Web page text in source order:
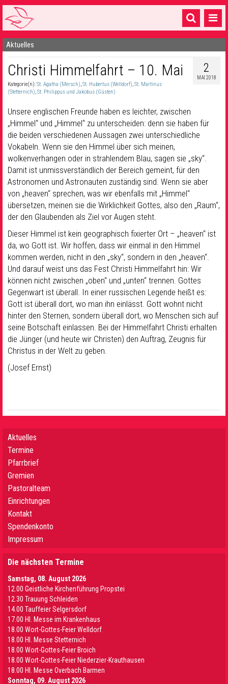
Startseite
1 Pfarrei
16 Gemeinden & mehr
Gottesdienste & Sinnsuche
Sakramente & Feste
Gemeinschaft & Soziales
Musik& Kultur
Seelsorge & Kontakt
Aktuelles
2
MAI 2018
Christi Himmelfahrt – 10. Mai
Kategorie(n):St. Agatha (Mersch),St. Hubertus (Welldorf),St. Martinus
(Stetternich),St. Philippus und Jakobus (Güsten)
Unsere englischen Freunde haben es leichter, zwischen
„Himmel“ und „Himmel“ zu unterscheiden: denn sie haben für
die beiden verschiedenen Aussagen zwei unterschiedliche
Vokabeln. Wenn sie den Himmel über sich meinen,
wolkenverhangen oder in strahlendem Blau, sagen sie „sky“.
Damit ist unmissverständlich der Bereich gemeint, für den
Astronomen und Astronauten zuständig sind. Wenn sie aber
von „heaven“ sprechen, was wir ebenfalls mit „Himmel“
übersetzen, meinen sie die Wirklichkeit Gottes, also den „Raum“,
der den Glaubenden als Ziel vor Augen steht.
Dieser Himmel ist kein geographisch fixierter Ort – „heaven“ ist
da, wo Gott ist. Wir hoffen, dass wir einmal in den Himmel
kommen werden, nicht in den „sky“, sondern in den „heaven“.
Und darauf weist uns das Fest Christi Himmelfahrt hin: Wir
können nicht zwischen „oben“ und „unten“ trennen. Gottes
Gegenwart ist überall. In einer russischen Legende heißt es:
Gott ist überall dort, wo man ihn einlässt. Gott wohnt nicht
hinter den Sternen, sondern überall dort, wo Menschen sich auf
seine Botschaft einlassen. Bei der Himmelfahrt Christi erhalten
die Jünger (und heute wir Christen) den Auftrag, Zeugnis für
Christus in der Welt zu geben.
(Josef Ernst)
Aktuelles
Termine
Pfarrbrief
Gremien
Pastoralteam
Einrichtungen
Kontakt
Spendenkonto
Impressum
Die nächsten Termine
Samstag, 08. August 2026
12.00 Geistliche Kirchenführung Propstei
12.30 Trauung Schleiden
14.00 Tauffeier Selgersdorf
17.00 Hl. Messe im Krankenhaus
18.00 Wort-Gottes-Feier Welldorf
18.00 Hl. Messe Stetternich
18.00 Wort-Gottes-Feier Broich
18.00 Wort-Gottes-Feier Niederzier-Krauthausen
18.00 Hl. Messe Overbach Barmen
Sonntag, 09. August 2026